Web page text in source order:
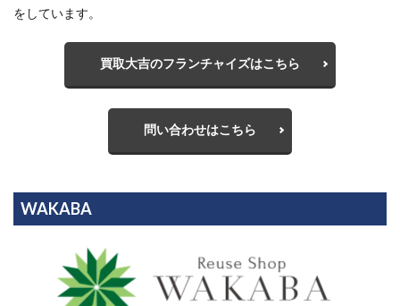
をしています。
買取大吉のフランチャイズはこちら
問い合わせはこちら
WAKABA